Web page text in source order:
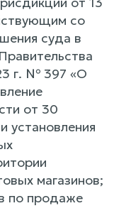
со
суда в
г. № 397 «О
от 30
установления
магазинов;
по продаже